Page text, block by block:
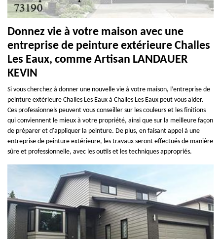
Donnez vie à votre maison avec une
entreprise de peinture extérieure Challes
Les Eaux, comme Artisan LANDAUER
KEVIN
Si vous cherchez à donner une nouvelle vie à votre maison, l’entreprise de
peinture extérieure Challes Les Eaux à Challes Les Eaux peut vous aider.
Ces professionnels peuvent vous conseiller sur les couleurs et les finitions
qui conviennent le mieux à votre propriété, ainsi que sur la meilleure façon
de préparer et d'appliquer la peinture. De plus, en faisant appel à une
entreprise de peinture extérieure, les travaux seront effectués de manière
sûre et professionnelle, avec les outils et les techniques appropriés.